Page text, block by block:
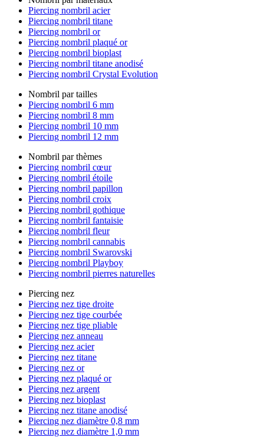
Piercing nombril acier
Piercing nombril titane
Piercing nombril or
Piercing nombril plaqué or
Piercing nombril bioplast
Piercing nombril titane anodisé
Piercing nombril Crystal Evolution
Nombril par tailles
Piercing nombril 6 mm
Piercing nombril 8 mm
Piercing nombril 10 mm
Piercing nombril 12 mm
Nombril par thèmes
Piercing nombril cœur
Piercing nombril étoile
Piercing nombril papillon
Piercing nombril croix
Piercing nombril gothique
Piercing nombril fantaisie
Piercing nombril fleur
Piercing nombril cannabis
Piercing nombril Swarovski
Piercing nombril Playboy
Piercing nombril pierres naturelles
Piercing nez
Piercing nez tige droite
Piercing nez tige courbée
Piercing nez tige pliable
Piercing nez anneau
Piercing nez acier
Piercing nez titane
Piercing nez or
Piercing nez plaqué or
Piercing nez argent
Piercing nez bioplast
Piercing nez titane anodisé
Piercing nez diamètre 0,8 mm
Piercing nez diamètre 1,0 mm